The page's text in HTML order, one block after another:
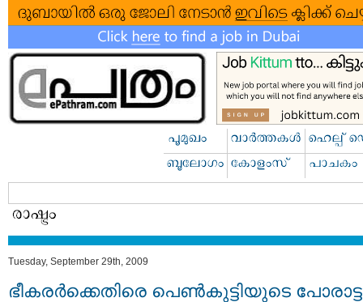
Tuesday, September 29th, 2009
ഭീകരര്‍ക്കെതിരെ പെണ്‍കുട്ടിയുടെ